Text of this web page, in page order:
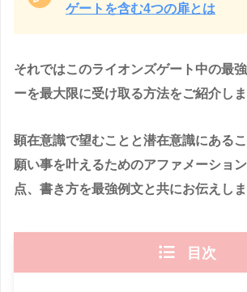
ゲートを含む4つの扉とは
それではこのライオンズゲート中の最
ーを最大限に受け取る方法をご紹介しま
顕在意識で望むことと潜在意識にある
願い事を叶えるためのアファメーショ
点、書き方を最強例文と共にお伝えしま
目次